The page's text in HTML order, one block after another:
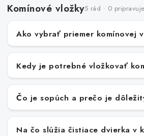
Komínové vložky5 rád · 0
Ako vybrať priemer komínovej
Kedy je potrebné vložkovať
Čo je sopúch a prečo je
Na čo slúžia čistiace dvierka v